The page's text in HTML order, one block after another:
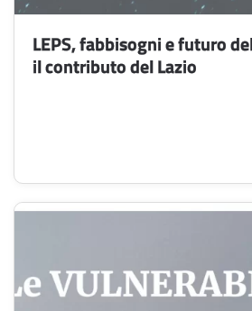
LEPS, fabbisogni e futuro
il contributo del Lazio